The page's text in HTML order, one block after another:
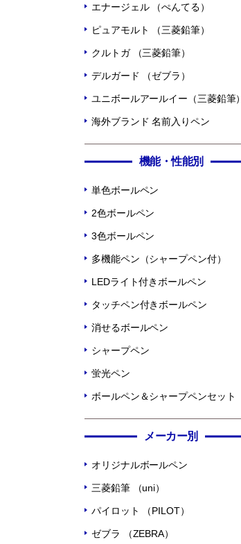
エナージェル （ぺんてる）
ピュアモルト （三菱鉛筆）
クルトガ （三菱鉛筆）
デルガード （ゼブラ）
ユニボールアールイー（三菱鉛筆）
海外ブランド 名前入りペン
機能・性能別
単色ボールペン
2色ボールペン
3色ボールペン
多機能ペン（シャープペン付）
LEDライト付きボールペン
タッチペン付きボールペン
消せるボールペン
シャープペン
蛍光ペン
ボールペン＆シャープペンセット
メーカー別
オリジナルボールペン
三菱鉛筆 （uni）
パイロット （PILOT）
ゼブラ （ZEBRA）